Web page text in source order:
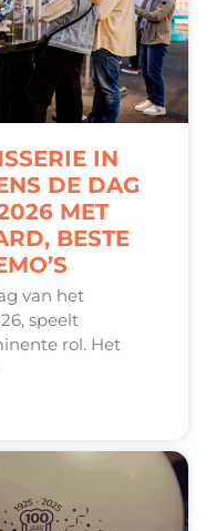
IN
DE DAG
MET
BESTE
van het
speelt
rol. Het